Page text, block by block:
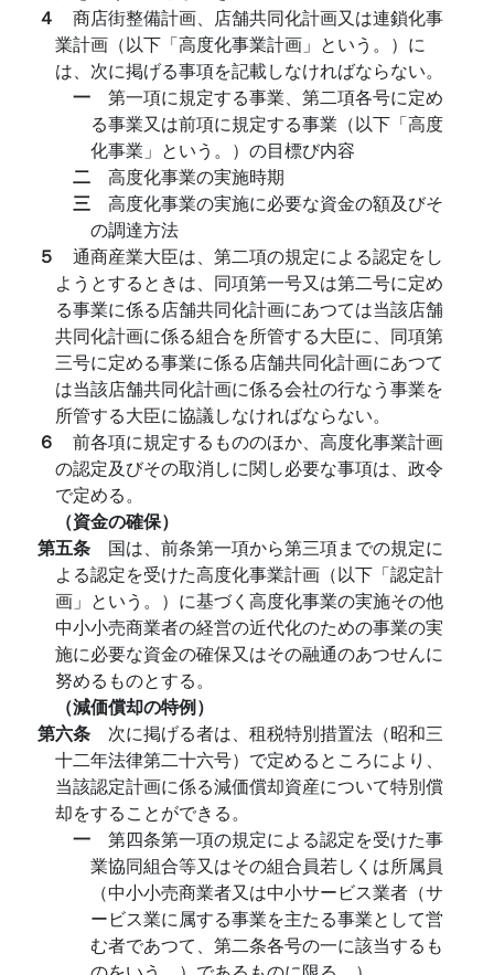
４ 商店街整備計画、店舗共同化計画又は連鎖化事
業計画（以下「高度化事業計画」という。）に
は、次に掲げる事項を記載しなければならない。
一 第一項に規定する事業、第二項各号に定め
る事業又は前項に規定する事業（以下「高度
化事業」という。）の目標び内容
二 高度化事業の実施時期
三 高度化事業の実施に必要な資金の額及びそ
の調達方法
５ 通商産業大臣は、第二項の規定による認定をし
ようとするときは、同項第一号又は第二号に定め
る事業に係る店舗共同化計画にあつては当該店舗
共同化計画に係る組合を所管する大臣に、同項第
三号に定める事業に係る店舗共同化計画にあつて
は当該店舗共同化計画に係る会社の行なう事業を
所管する大臣に協議しなければならない。
６ 前各項に規定するもののほか、高度化事業計画
の認定及びその取消しに関し必要な事項は、政令
で定める。
（資金の確保）
第五条 国は、前条第一項から第三項までの規定に
よる認定を受けた高度化事業計画（以下「認定計
画」という。）に基づく高度化事業の実施その他
中小小売商業者の経営の近代化のための事業の実
施に必要な資金の確保又はその融通のあつせんに
努めるものとする。
（減価償却の特例）
第六条 次に掲げる者は、租税特別措置法（昭和三
十二年法律第二十六号）で定めるところにより、
当該認定計画に係る減価償却資産について特別償
却をすることができる。
一 第四条第一項の規定による認定を受けた事
業協同組合等又はその組合員若しくは所属員
（中小小売商業者又は中小サービス業者（サ
ービス業に属する事業を主たる事業として営
む者であつて、第二条各号の一に該当するも